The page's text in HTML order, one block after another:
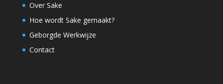
Over Sake
Hoe wordt Sake gemaakt?
Geborgde Werkwijze
Contact